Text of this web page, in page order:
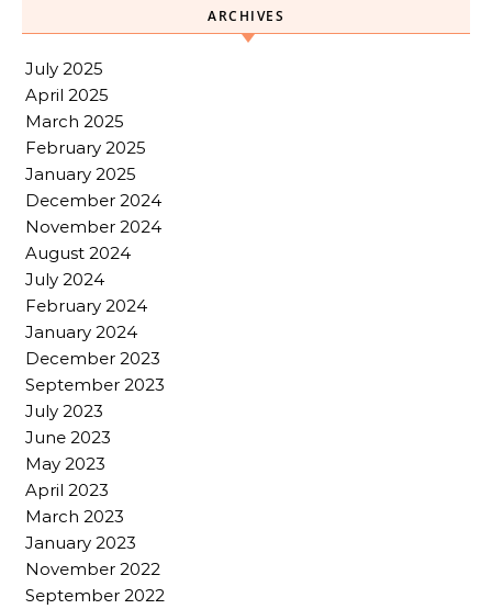
ARCHIVES
July 2025
April 2025
March 2025
February 2025
January 2025
December 2024
November 2024
August 2024
July 2024
February 2024
January 2024
December 2023
September 2023
July 2023
June 2023
May 2023
April 2023
March 2023
January 2023
November 2022
September 2022